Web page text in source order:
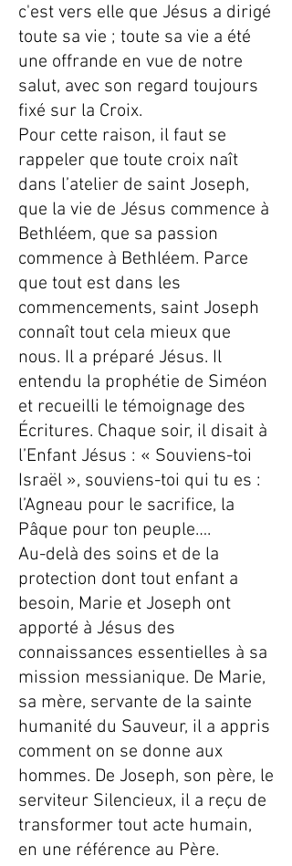
c'est vers elle que Jésus a dirigé
toute sa vie ; toute sa vie a été
une offrande en vue de notre
salut, avec son regard toujours
fixé sur la Croix.
Pour cette raison, il faut se
rappeler que toute croix naît
dans l’atelier de saint Joseph,
que la vie de Jésus commence à
Bethléem, que sa passion
commence à Bethléem. Parce
que tout est dans les
commencements, saint Joseph
connaît tout cela mieux que
nous. Il a préparé Jésus. Il
entendu la prophétie de Siméon
et recueilli le témoignage des
Écritures. Chaque soir, il disait à
l’Enfant Jésus : « Souviens-toi
Israël », souviens-toi qui tu es :
l’Agneau pour le sacrifice, la
Pâque pour ton peuple….
Au-delà des soins et de la
protection dont tout enfant a
besoin, Marie et Joseph ont
apporté à Jésus des
connaissances essentielles à sa
mission messianique. De Marie,
sa mère, servante de la sainte
humanité du Sauveur, il a appris
comment on se donne aux
hommes. De Joseph, son père, le
serviteur Silencieux, il a reçu de
transformer tout acte humain,
en une référence au Père.